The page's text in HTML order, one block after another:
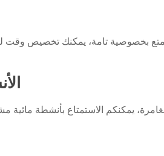
بخصوصية تامة، يمكنك تخصيص وقت
5.
يمكنكم الاستمتاع بأنشطة